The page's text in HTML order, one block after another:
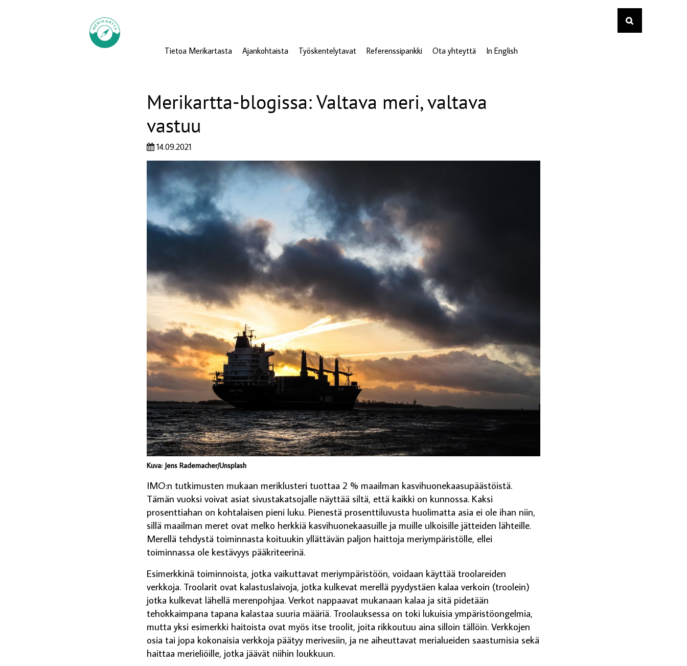
Tietoa Merikartasta Ajankohtaista Työskentelytavat Referenssipankki Ota yhteyttä In English
Merikartta-blogissa: Valtava meri, valtava
vastuu
14.09.2021
Kuva: Jens Rademacher/Unsplash
IMO:n tutkimusten mukaan meriklusteri tuottaa 2 % maailman kasvihuonekaasupäästöistä.
Tämän vuoksi voivat asiat sivustakatsojalle näyttää siltä, että kaikki on kunnossa. Kaksi
prosenttiahan on kohtalaisen pieni luku. Pienestä prosenttiluvusta huolimatta asia ei ole ihan niin,
sillä maailman meret ovat melko herkkiä kasvihuonekaasuille ja muille ulkoisille jätteiden lähteille.
Merellä tehdystä toiminnasta koituukin yllättävän paljon haittoja meriympäristölle, ellei
toiminnassa ole kestävyys pääkriteerinä.
Esimerkkinä toiminnoista, jotka vaikuttavat meriympäristöön, voidaan käyttää troolareiden
verkkoja. Troolarit ovat kalastuslaivoja, jotka kulkevat merellä pyydystäen kalaa verkoin (troolein)
jotka kulkevat lähellä merenpohjaa. Verkot nappaavat mukanaan kalaa ja sitä pidetään
tehokkaimpana tapana kalastaa suuria määriä. Troolauksessa on toki lukuisia ympäristöongelmia,
mutta yksi esimerkki haitoista ovat myös itse troolit, joita rikkoutuu aina silloin tällöin. Verkkojen
osia tai jopa kokonaisia verkkoja päätyy merivesiin, ja ne aiheuttavat merialueiden saastumisia sekä
haittaa merieliöille, jotka jäävät niihin loukkuun.